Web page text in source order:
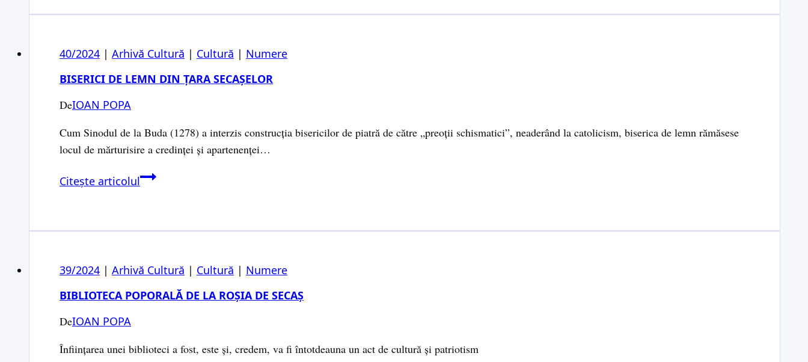
om
vremii
sale
40/2024 | Arhivă Cultură | Cultură | Numere
BISERICI DE LEMN DIN ȚARA SECAȘELOR
DeIOAN POPA
Cum Sinodul de la Buda (1278) a interzis construcția bisericilor de piatră de către „preoții schismatici”, neaderând la catolicism, biserica de lemn rămăsese
locul de mărturisire a credinței și apartenenței…
Citește articolulBiserici
din
39/2024 | Arhivă Cultură | Cultură | Numere
BIBLIOTECA POPORALĂ DE LA ROȘIA DE SECAȘ
DeIOAN POPA
Înființarea unei biblioteci a fost, este și, credem, va fi întotdeauna un act de cultură și patriotism